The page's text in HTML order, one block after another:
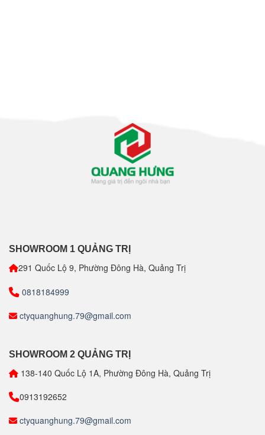
SHOWROOM 1 QUẢNG TRỊ
291 Quốc Lộ 9, Phường Đông Hà, Quảng Trị
0818184999
ctyquanghung.79@gmail.com
SHOWROOM 2 QUẢNG TRỊ
138-140 Quốc Lộ 1A, Phường Đông Hà, Quảng Trị
0913192652
ctyquanghung.79@gmail.com